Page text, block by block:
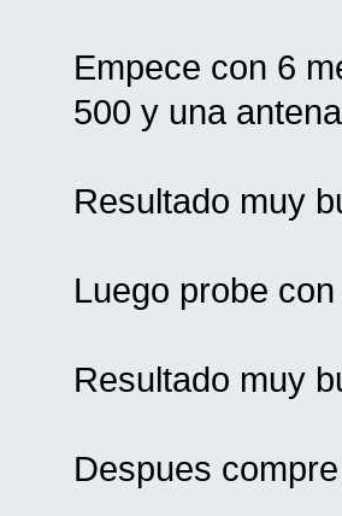
Empece con 6
500 y una
Resultado muy
Luego probe
Resultado muy
Despues